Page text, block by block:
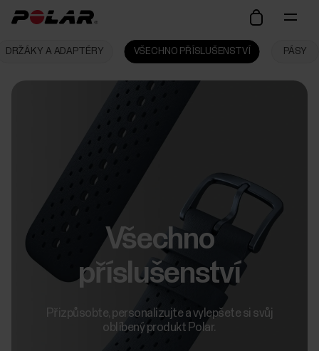
DRŽÁKY A ADAPTÉRY VŠECHNO PŘÍSLUŠENSTVÍ PÁSY
Všechno
příslušenství
Přizpůsobte, personalizujte a vylepšete si svůj
oblíbený produkt Polar.